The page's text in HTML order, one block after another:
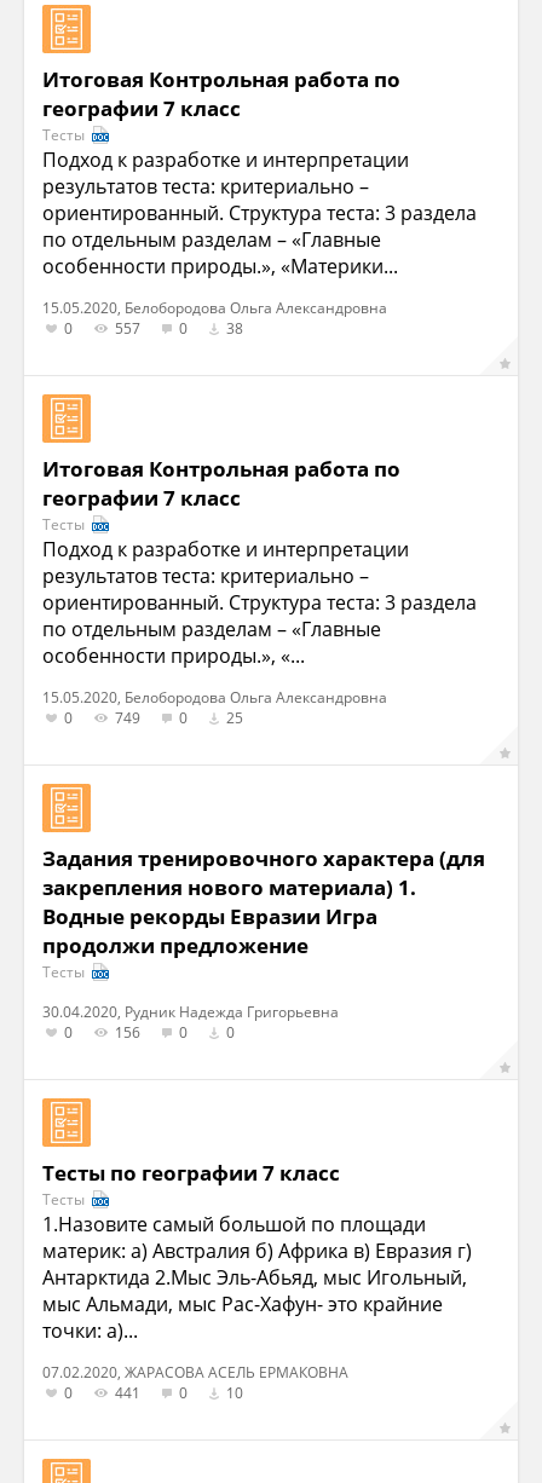
Итоговая Контрольная работа по
географии 7 класс
Тесты
Подход к разработке и интерпретации
результатов теста: критериально –
ориентированный. Структура теста: 3 раздела
по отдельным разделам – «Главные
особенности природы.», «Материки...
15.05.2020, Белобородова Ольга Александровна
0
557 0 38
Итоговая Контрольная работа по
географии 7 класс
Тесты
Подход к разработке и интерпретации
результатов теста: критериально –
ориентированный. Структура теста: 3 раздела
по отдельным разделам – «Главные
особенности природы.», «...
15.05.2020, Белобородова Ольга Александровна
0
749 0 25
Задания тренировочного характера (для
закрепления нового материала) 1.
Водные рекорды Евразии Игра
продолжи предложение
Тесты
30.04.2020, Рудник Надежда Григорьевна
0
156 0 0
Тесты по географии 7 класс
Тесты
1.Назовите самый большой по площади
материк: а) Австралия б) Африка в) Евразия г)
Антарктида 2.Мыс Эль-Абьяд, мыс Игольный,
мыс Альмади, мыс Рас-Хафун- это крайние
точки: а)...
07.02.2020, ЖАРАСОВА АСЕЛЬ ЕРМАКОВНА
0
441 0 10